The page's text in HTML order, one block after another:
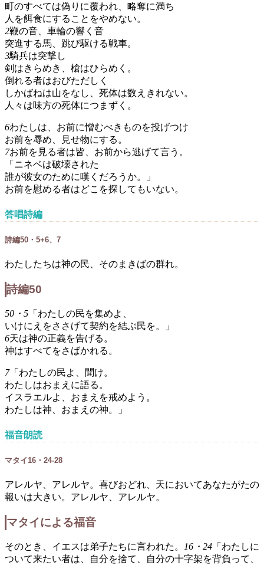
町のすべては偽りに覆われ、略奪に満ち
人を餌食にすることをやめない。
2鞭の音、車輪の響く音
突進する馬、跳び駆ける戦車。
3騎兵は突撃し
剣はきらめき、槍はひらめく。
倒れる者はおびただしく
しかばねは山をなし、死体は数えきれない。
人々は味方の死体につまずく。
6わたしは、お前に憎むべきものを投げつけ
お前を辱め、見せ物にする。
7お前を見る者は皆、お前から逃げて言う。
「ニネベは破壊された
誰が彼女のために嘆くだろうか。」
お前を慰める者はどこを探してもいない。
答唱詩編
詩編50・5+6、7
わたしたちは神の民、そのまきばの群れ。
詩編50
50・5 「わたしの民を集めよ、
いけにえをささげて契約を結ぶ民を。」
6天は神の正義を告げる。
神はすべてをさばかれる。
7「わたしの民よ、聞け。
わたしはおまえに語る。
イスラエルよ、おまえを戒めよう。
わたしは神、おまえの神。」
福音朗読
マタイ16・24-28
アレルヤ、アレルヤ。喜びおどれ、天においてあなたがたの
報いは大きい。アレルヤ、アレルヤ。
マタイによる福音
そのとき、イエスは弟子たちに言われた。 16・24 「わたしに
ついて来たい者は、自分を捨て、自分の十字架を背負って、